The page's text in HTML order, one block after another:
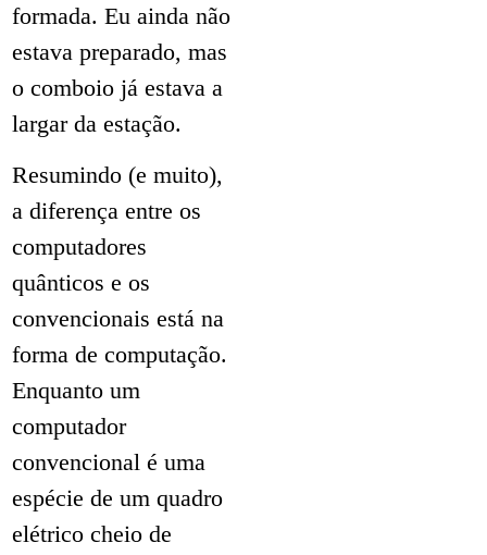
formada. Eu ainda não
estava preparado, mas
o comboio já estava a
largar da estação.
Resumindo (e muito),
a diferença entre os
computadores
quânticos e os
convencionais está na
forma de computação.
Enquanto um
computador
convencional é uma
espécie de um quadro
elétrico cheio de